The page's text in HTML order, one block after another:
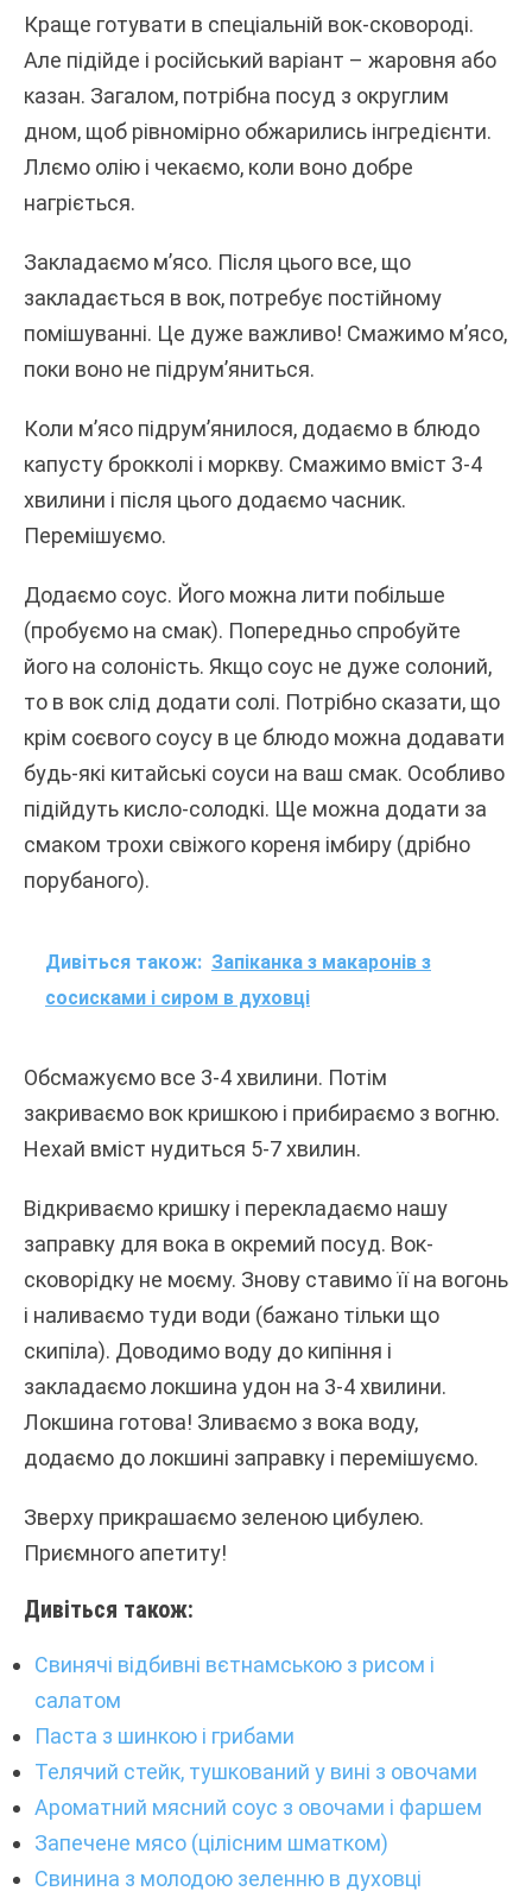
Краще готувати в спеціальній вок-сковороді.
Але підійде і російський варіант – жаровня або
казан. Загалом, потрібна посуд з округлим
дном, щоб рівномірно обжарились інгредієнти.
Ллємо олію і чекаємо, коли воно добре
нагріється.
Закладаємо м’ясо. Після цього все, що
закладається в вок, потребує постійному
помішуванні. Це дуже важливо! Смажимо м’ясо,
поки воно не підрум’яниться.
Коли м’ясо підрум’янилося, додаємо в блюдо
капусту брокколі і моркву. Смажимо вміст 3-4
хвилини і після цього додаємо часник.
Перемішуємо.
Додаємо соус. Його можна лити побільше
(пробуємо на смак). Попередньо спробуйте
його на солоність. Якщо соус не дуже солоний,
то в вок слід додати солі. Потрібно сказати, що
крім соєвого соусу в це блюдо можна додавати
будь-які китайські соуси на ваш смак. Особливо
підійдуть кисло-солодкі. Ще можна додати за
смаком трохи свіжого кореня імбиру (дрібно
порубаного).
Дивіться також: Запіканка з макаронів з
сосисками і сиром в духовці
Обсмажуємо все 3-4 хвилини. Потім
закриваємо вок кришкою і прибираємо з вогню.
Нехай вміст нудиться 5-7 хвилин.
Відкриваємо кришку і перекладаємо нашу
заправку для вока в окремий посуд. Вок-
сковорідку не моєму. Знову ставимо її на вогонь
і наливаємо туди води (бажано тільки що
скипіла). Доводимо воду до кипіння і
закладаємо локшина удон на 3-4 хвилини.
Локшина готова! Зливаємо з вока воду,
додаємо до локшині заправку і перемішуємо.
Зверху прикрашаємо зеленою цибулею.
Приємного апетиту!
Дивіться також:
Свинячі відбивні вєтнамською з рисом і
салатом
Паста з шинкою і грибами
Телячий стейк, тушкований у вині з овочами
Ароматний мясний соус з овочами і фаршем
Запечене мясо (цілісним шматком)
Свинина з молодою зеленню в духовці